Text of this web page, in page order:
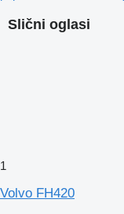
Slični oglasi
1
Volvo FH420